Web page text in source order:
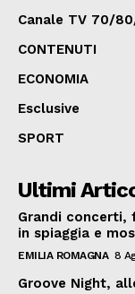
Canale TV 70/
CONTENUTI
ECONOMIA
Esclusive
SPORT
Ultimi
Grandi concerti,
in spiaggia e
EMILIA ROMAGNA 8
Groove Night,